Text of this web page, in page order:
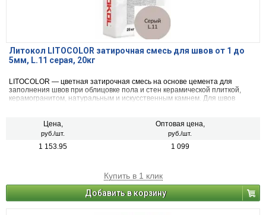
Литокол LITOCOLOR затирочная смесь для швов от 1 до
5мм, L.11 серая, 20кг
LITOCOLOR — цветная затирочная смесь на основе цемента для
заполнения швов при облицовке пола и стен керамической плиткой,
керамогранитом, натуральным и искусственным камнем. Для швов
Цена,
руб./шт.
Оптовая цена,
руб./шт.
1 153.95 1 099
Купить в 1 клик
Добавить в корзину